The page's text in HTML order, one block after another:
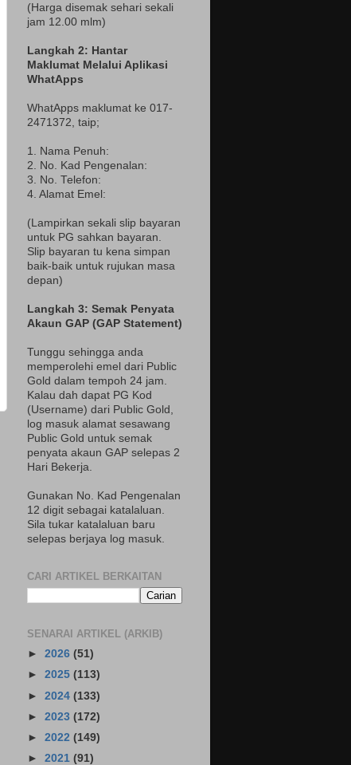
(Harga disemak sehari sekali
jam 12.00 mlm)
Langkah 2: Hantar
Maklumat Melalui Aplikasi
WhatApps
WhatApps maklumat ke 017-
2471372 , taip;
1. Nama Penuh:
2. No. Kad Pengenalan:
3. No. Telefon:
4. Alamat Emel:
(Lampirkan sekali slip bayaran
untuk PG sahkan bayaran.
Slip bayaran tu kena simpan
baik-baik untuk rujukan masa
depan)
Langkah 3: Semak Penyata
Akaun GAP (GAP Statement)
Tunggu sehingga anda
memperolehi emel dari Public
Gold dalam tempoh 24 jam.
Kalau dah dapat PG Kod
(Username) dari Public Gold,
log masuk alamat sesawang
Public Gold untuk semak
penyata akaun GAP selepas 2
Hari Bekerja.
Gunakan No. Kad Pengenalan
12 digit sebagai katalaluan.
Sila tukar katalaluan baru
selepas berjaya log masuk.
CARI ARTIKEL BERKAITAN
SENARAI ARTIKEL (ARKIB)
► 2026 (51)
► 2025 (113)
► 2024 (133)
► 2023 (172)
► 2022 (149)
► 2021 (91)